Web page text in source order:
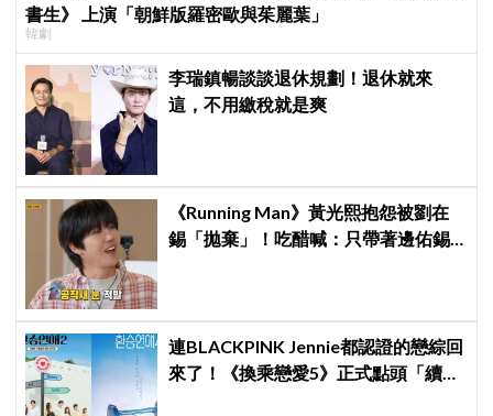
書生》 上演「朝鮮版羅密歐與茱麗葉」
韓劇
李瑞鎮暢談談退休規劃！退休就來
這，不用繳稅就是爽
《Running Man》黃光熙抱怨被劉在
錫「拋棄」！吃醋喊：只帶著邊佑錫
連BLACKPINK Jennie都認證的戀綜回
來了！《換乘戀愛5》正式點頭「續